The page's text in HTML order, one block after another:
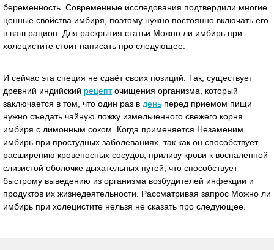
беременность. Современные исследования подтвердили многие
ценные свойства имбиря, поэтому нужно постоянно включать его
в ваш рацион. Для раскрытия статьи Можно ли имбирь при
холецистите стоит написать про следующее.
И сейчас эта специя не сдаёт своих позиций. Так, существует
древний индийский рецепточищения организма, который
заключается в том, что один раз в день перед приемом пищи
нужно съедать чайную ложку измельченного свежего корня
имбиря с лимонным соком. Когда применяется Незаменим
имбирь при простудных заболеваниях, так как он способствует
расширению кровеносных сосудов, приливу крови к воспаленной
слизистой оболочке дыхательных путей, что способствует
быстрому выведению из организма возбудителей инфекции и
продуктов их жизнедеятельности. Рассматривая запрос Можно ли
имбирь при холецистите нельзя не сказать про следующее.